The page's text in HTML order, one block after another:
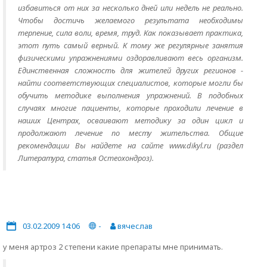
избавиться от них за несколько дней или недель не реально.
Чтобы достичь желаемого результата необходимы
терпение, сила воли, время, труд. Как показывает практика,
этот путь самый верный. К тому же регулярные занятия
физическими упражнениями оздоравливают весь организм.
Единственная сложность для жителей других регионов -
найти соответствующих специалистов, которые могли бы
обучить методике выполнения упражнений. В подобных
случаях многие пациенты, которые проходили лечение в
наших Центрах, осваивают методику за один цикл и
продолжают лечение по месту жительства. Общие
рекомендации Вы найдете на сайте www.dikyl.ru (раздел
Литература, статья Остеохондроз).
03.02.2009 14:06 -
вячеслав
у меня артроз 2 степени какие препараты мне принимать.